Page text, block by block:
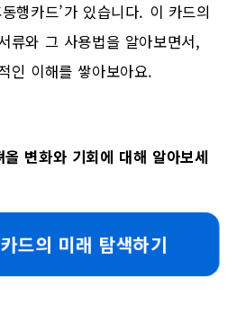
행카드’가 있습니다. 이 카드의
류와 그 사용법을 알아보면서,
인 이해를 쌓아보아요.
변화와 기회에 대해 알아보세
드의 미래 탐색하기